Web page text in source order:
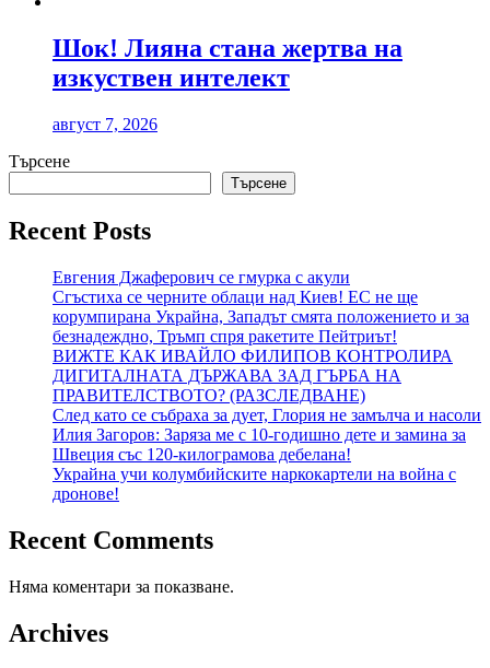
Шок! Лияна стана жертва на
изкуствен интелект
август 7, 2026
Търсене
Търсене
Recent Posts
Евгения Джаферович се гмурка с акули
Сгъстиха се черните облаци над Киев! ЕС не ще
корумпирана Украйна, Западът смята положението и за
безнадеждно, Тръмп спря ракетите Пейтриът!
ВИЖТЕ КАК ИВАЙЛО ФИЛИПОВ КОНТРОЛИРА
ДИГИТАЛНАТА ДЪРЖАВА ЗАД ГЪРБА НА
ПРАВИТЕЛСТВОТО? (РАЗСЛЕДВАНЕ)
След като се събраха за дует, Глория не замълча и насоли
Илия Загоров: Заряза ме с 10-годишно дете и замина за
Швеция със 120-килограмова дебелана!
Украйна учи колумбийските наркокартели на война с
дронове!
Recent Comments
Няма коментари за показване.
Archives